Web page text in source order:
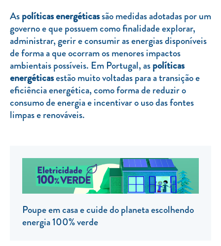
SERVIÇOS
ROTULAGEM
JUNTE-SE A NÓS
TARIFA SOCIAL
APP MOBILE
CONTADORES ELÉTRICOS
EFICIÊNCIA ENERGÉTICA
FRAUDE E SEGURANÇA
Preços de referência
Documentos úteis
Aspolíticas energéticassão medidas adotadas por um
governo e que possuem como finalidade explorar,
administrar, gerir e consumir as energias disponíveis
de forma a que ocorram os menores impactos
ambientais possíveis. Em Portugal, aspolíticas
energéticasestão muito voltadas para a transição e
eficiência energética, como forma de reduzir o
consumo de energia e incentivar o uso das fontes
limpas e renováveis.
Poupe em casa e cuide do planeta escolhendo
energia 100% verde